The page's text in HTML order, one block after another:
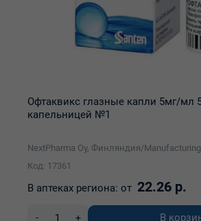
Офтаквикс глазные капли 5мг/мл
капельницей №1
Код: 17361
В аптеках региона: от 22.26 р.
- + В